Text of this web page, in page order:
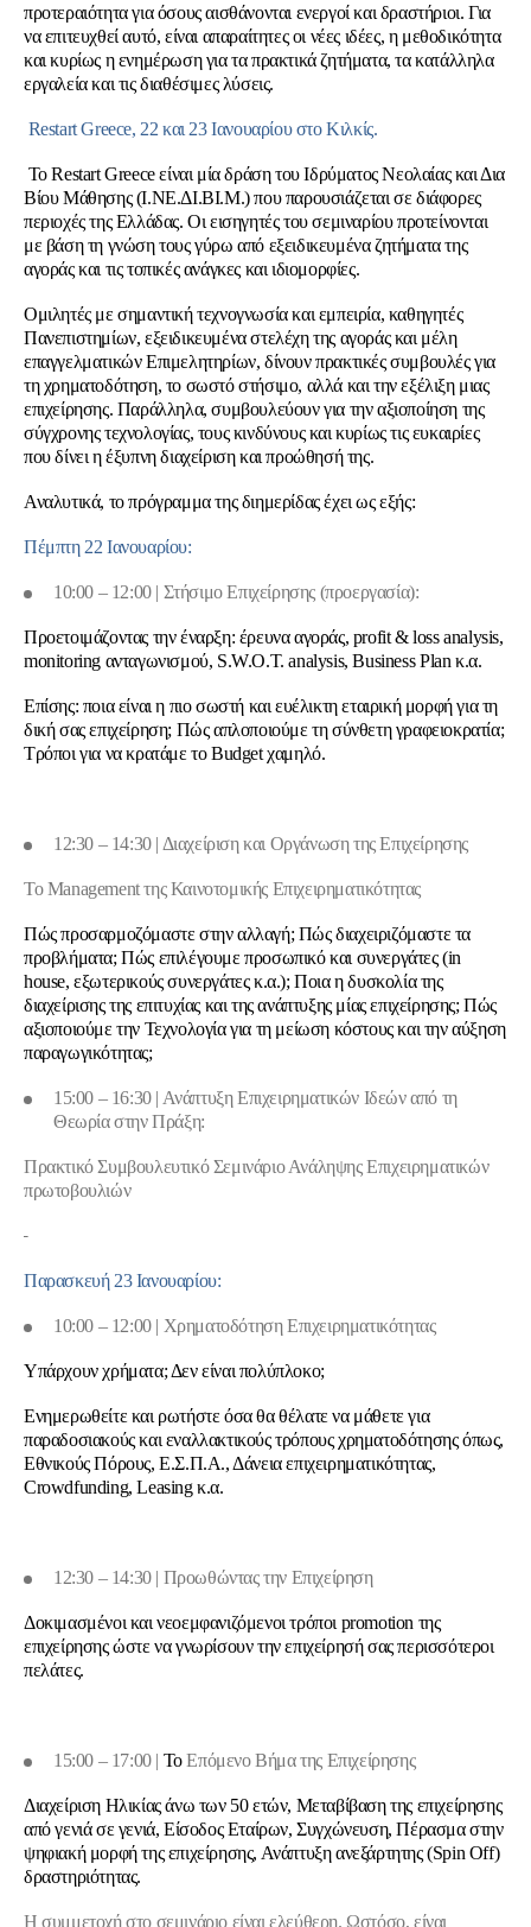
προτεραιότητα για όσους αισθάνονται ενεργοί και δραστήριοι. Για
να επιτευχθεί αυτό, είναι απαραίτητες οι νέες ιδέες, η μεθοδικότητα
και κυρίως η ενημέρωση για τα πρακτικά ζητήματα, τα κατάλληλα
εργαλεία και τις διαθέσιμες λύσεις.
RestartGreece, 22 και 23 Ιανουαρίου στο Κιλκίς.
Το Restart Greece είναι μία δράση τουΙδρύματος Νεολαίας και Δια
Βίου Μάθησης(Ι.ΝΕ.ΔΙ.ΒΙ.Μ.) που παρουσιάζεται σε διάφορες
περιοχές της Ελλάδας. Οι εισηγητές του σεμιναρίου προτείνονται
με βάση τη γνώση τους γύρω από εξειδικευμένα ζητήματα της
αγοράς και τις τοπικές ανάγκες και ιδιομορφίες.
Ομιλητές με σημαντική τεχνογνωσία και εμπειρία, καθηγητές
Πανεπιστημίων, εξειδικευμένα στελέχη της αγοράς και μέλη
επαγγελματικών Επιμελητηρίων, δίνουν πρακτικές συμβουλές για
τη χρηματοδότηση, το σωστό στήσιμο, αλλά και την εξέλιξη μιας
επιχείρησης. Παράλληλα, συμβουλεύουν για την αξιοποίηση της
σύγχρονης τεχνολογίας, τους κινδύνους και κυρίως τις ευκαιρίες
που δίνει η έξυπνη διαχείριση και προώθησή της.
Αναλυτικά, το πρόγραμμα της διημερίδας έχει ως εξής:
Πέμπτη 22 Ιανουαρίου:
10:00 – 12:00 | Στήσιμο Επιχείρησης (προεργασία):
Προετοιμάζοντας την έναρξη: έρευνα αγοράς, profit&loss analysis,
monitoring ανταγωνισμού, S.W.O.T.analysis,Business Plan κ.α.
Επίσης: ποια είναι η πιο σωστή και ευέλικτη εταιρική μορφή για τη
δική σας επιχείρηση; Πώς απλοποιούμε τη σύνθετη γραφειοκρατία;
Τρόποι για να κρατάμε τοBudgetχαμηλό.
12:30 – 14:30 | Διαχείριση και Οργάνωση της Επιχείρησης
Το Management της Καινοτομικής Επιχειρηματικότητας
Πώς προσαρμοζόμαστε στην αλλαγή; Πώς διαχειριζόμαστε τα
προβλήματα; Πώς επιλέγουμε προσωπικό και συνεργάτες (in
house, εξωτερικούς συνεργάτες κ.α.); Ποια η δυσκολία της
διαχείρισης της επιτυχίας και της ανάπτυξης μίας επιχείρησης; Πώς
αξιοποιούμε την Τεχνολογία για τη μείωση κόστους και την αύξηση
παραγωγικότητας;
15:00 – 16:30 | Ανάπτυξη Επιχειρηματικών Ιδεών από τη
Θεωρία στην Πράξη:
ΠρακτικόΣυμβουλευτικό Σεμινάριο Ανάληψης Επιχειρηματικών
πρωτοβουλιών
Παρασκευή 23 Ιανουαρίου:
10:00 – 12:00 | Χρηματοδότηση Επιχειρηματικότητας
Υπάρχουν χρήματα; Δεν είναι πολύπλοκο;
Ενημερωθείτε και ρωτήστε όσα θα θέλατε να μάθετε για
παραδοσιακούς και εναλλακτικούς τρόπους χρηματοδότησης όπως,
Εθνικούς Πόρους, Ε.Σ.Π.Α., Δάνεια επιχειρηματικότητας,
Crowdfunding, Leasing κ.α.
12:30 – 14:30 | Προωθώντας την Επιχείρηση
Δοκιμασμένοι και νεοεμφανιζόμενοι τρόποι promotion της
επιχείρησης ώστε να γνωρίσουν την επιχείρησή σας περισσότεροι
πελάτες.
15:00 – 17:00 | ΤοΕπόμενο Βήμα της Επιχείρησης
Διαχείριση Ηλικίας άνω των 50 ετών, Μεταβίβαση της επιχείρησης
από γενιά σε γενιά, Είσοδος Εταίρων, Συγχώνευση, Πέρασμα στην
ψηφιακή μορφή της επιχείρησης, Ανάπτυξη ανεξάρτητης (Spin Off)
δραστηριότητας.
Η συμμετοχή στο σεμινάριο είναι ελεύθερη. Ωστόσο, είναι